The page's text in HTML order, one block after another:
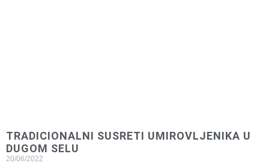
TRADICIONALNI SUSRETI UMIROVLJENIKA U
DUGOM SELU
20/06/2022